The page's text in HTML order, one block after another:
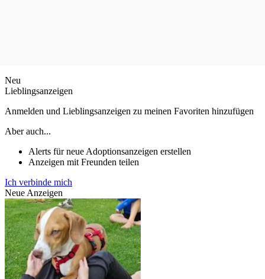
Neu
Lieblingsanzeigen
Anmelden und Lieblingsanzeigen zu meinen Favoriten hinzufügen
Aber auch...
Alerts für neue Adoptionsanzeigen erstellen
Anzeigen mit Freunden teilen
Ich verbinde mich
Neue Anzeigen